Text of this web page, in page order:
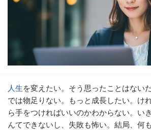
人生を変えたい。そう思ったことはない
では物足りない。もっと成長したい。け
ら手をつければいいのかわからない。い
んてできないし、失敗も怖い。結局、何